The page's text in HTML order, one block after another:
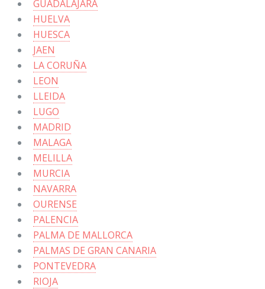
GUADALAJARA
HUELVA
HUESCA
JAEN
LA CORUÑA
LEON
LLEIDA
LUGO
MADRID
MALAGA
MELILLA
MURCIA
NAVARRA
OURENSE
PALENCIA
PALMA DE MALLORCA
PALMAS DE GRAN CANARIA
PONTEVEDRA
RIOJA